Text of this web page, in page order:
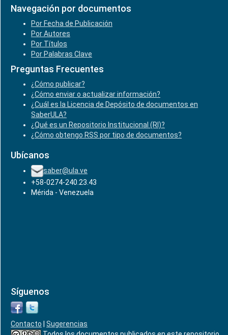
Navegación por documentos
Por Fecha de Publicación
Por Autores
Por Títulos
Por Palabras Clave
Preguntas Frecuentes
¿Cómo publicar?
¿Cómo enviar o actualizar información?
¿Cuál es la Licencia de Depósito de documentos en
SaberULA?
¿Qué es un Repositorio Institucional (RI)?
¿Cómo obtengo RSS por tipo de documentos?
Ubícanos
saber@ula.ve
+58-0274-240.23.43
Mérida - Venezuela
Síguenos
Contacto
Sugerencias